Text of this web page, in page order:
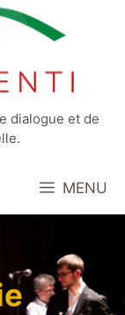
dialogue et de
MENU